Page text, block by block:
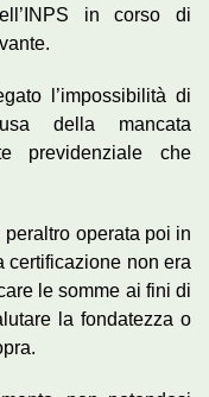
in corso di
l’impossibilità di
della mancata
previdenziale che
operata poi in
certificazione non era
le somme ai fini di
la fondatezza o